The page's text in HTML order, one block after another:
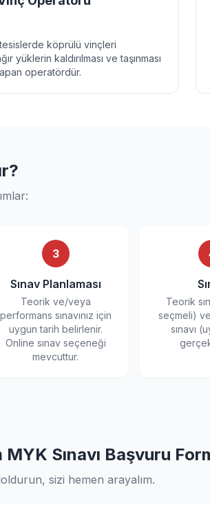
köprülü vinçleri
yüklerin kaldırılması ve taşınması
operatördür.
3
Sınav Planlaması
Teorik ve/veya
performans sınavınız için
uygun tarih belirlenir.
Online sınav seçeneği
mevcuttur.
Teorik
seçmeli)
sınavı
MYK Sınavı Başvuru
sizi hemen arayalım.